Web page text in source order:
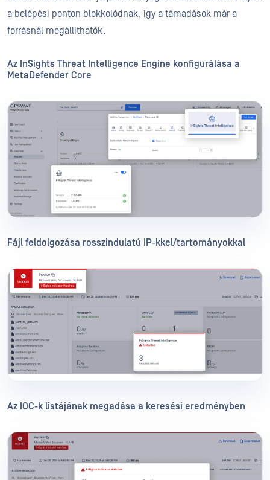
a belépési ponton blokkolódnak, így a támadások már a
forrásnál megállíthatók.
Az InSights Threat Intelligence Engine konfigurálása a
MetaDefender Core
Fájl feldolgozása rosszindulatú IP-kkel/tartományokkal
Az IOC-k listájának megadása a keresési eredményben